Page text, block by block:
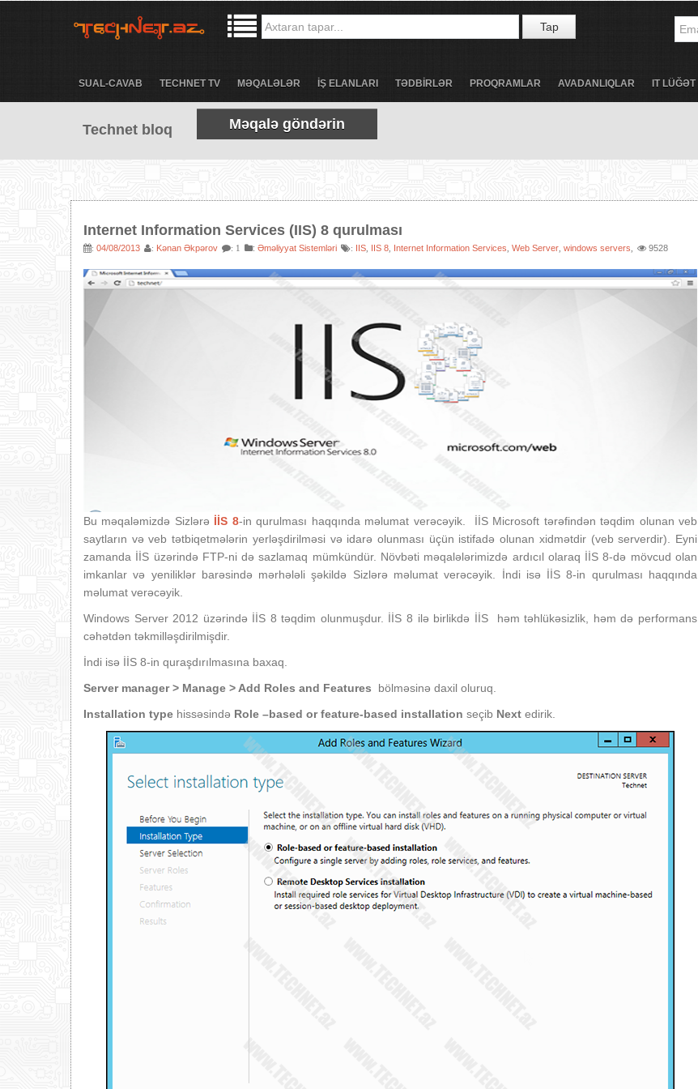
Tap
SUAL-CAVAB TECHNET TV MƏQALƏLƏR İŞ ELANLARI TƏDBİRLƏR PROQRAMLAR AVADANLIQLAR IT LÜĞƏT
Technet bloq Məqalə göndərin
Internet Information Services (IIS) 8 qurulması
: 04/08/2013 : Kənan Əkpərov : 1 : Əməliyyat Sistemləri : IIS IIS 8 Internet Information Services Web Server windows servers 9528
Bu məqaləmizdə Sizlərə İİS 8-in qurulması haqqında məlumat verəcəyik. İİS Microsoft tərəfindən təqdim olunan veb
saytların və veb tətbiqetmələrin yerləşdirilməsi və idarə olunması üçün istifadə olunan xidmətdir (veb serverdir). Eyni
zamanda İİS üzərində FTP-ni də sazlamaq mümkündür. Növbəti məqalələrimizdə ardıcıl olaraq İİS 8-də mövcud olan
imkanlar və yeniliklər barəsində mərhələli şəkildə Sizlərə məlumat verəcəyik. İndi isə İİS 8-in qurulması haqqında
məlumat verəcəyik.
Windows Server 2012 üzərində İİS 8 təqdim olunmuşdur. İİS 8 ilə birlikdə İİS həm təhlükəsizlik, həm də performans
cəhətdən təkmilləşdirilmişdir.
İndi isə İİS 8-in quraşdırılmasına baxaq.
Server manager > Manage > Add Roles and Features bölməsinə daxil oluruq.
Installation type hissəsində Role –based or feature-based installation seçib Next edirik.